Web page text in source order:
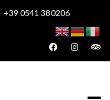
+39 0541 380206